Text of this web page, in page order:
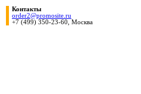
Контакты
order2@promosite.ru
+7 (499) 350-23-60, Москва